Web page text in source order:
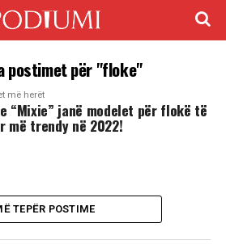
postimet për "floke"
më herët
“Mixie” janë modelet për flokë të
më trendy në 2022!
TEPËR POSTIME